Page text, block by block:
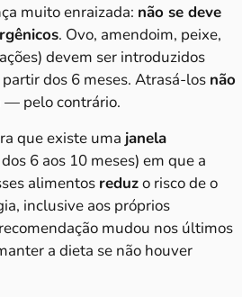
muito enraizada: não se deve
. Ovo, amendoim, peixe,
devem ser introduzidos
dos 6 meses. Atrasá-los não
— pelo contrário.
que existe uma janela
6 aos 10 meses) em que a
alimentos reduzo risco de o
inclusive aos próprios
mudou nos últimos
a dieta se não houver